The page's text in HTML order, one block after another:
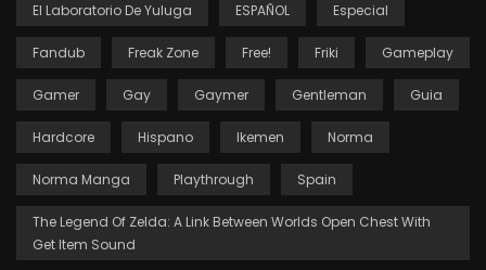
El Laboratorio De Yuluga ESPAÑOL Especial
Fandub Freak Zone Free! Friki Gameplay
Gamer Gay Gaymer Gentleman Guia
Hardcore Hispano Ikemen Norma
Norma Manga Playthrough Spain
The Legend Of Zelda: A Link Between Worlds Open Chest With
Get Item Sound